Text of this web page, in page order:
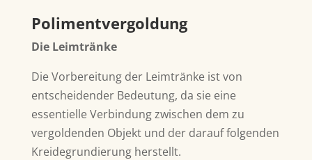
Polimentvergoldung
Die Leimtränke
Die Vorbereitung der Leimtränke ist von
entscheidender Bedeutung, da sie eine
essentielle Verbindung zwischen dem zu
vergoldenden Objekt und der darauf folgenden
Kreidegrundierung herstellt.